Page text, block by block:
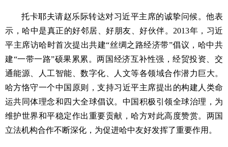
托卡耶夫请赵乐际转达对习近平主席的诚挚问候。他表
示，哈中是真正的好邻居、好朋友、好伙伴。2013年，习近
平主席访哈时首次提出共建“丝绸之路经济带”倡议，哈中共
建“一带一路”硕果累累。两国经济互补性强，经贸投资、交
通能源、人工智能、数字化、人文等各领域合作潜力巨大。
哈方恪守一个中国原则，支持习近平主席提出的构建人类命
运共同体理念和四大全球倡议。中国积极引领全球治理，为
维护世界和平稳定作出重要贡献，哈方对此高度赞赏。两国
立法机构合作不断深化，为促进哈中友好发挥了重要作用。